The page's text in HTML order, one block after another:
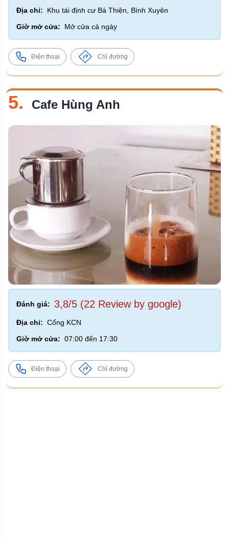
Địa chỉ:
Khu tái định cư Bá Thiện, Bình Xuyên
Giờ mở cửa:
Mở cửa cả ngày
Điện thoại Chỉ đường
5. Cafe Hùng Anh
Đánh giá: 3,8/5 (22 Review by google)
Địa chỉ: Cổng KCN
Giờ mở cửa: 07:00 đến 17:30
Điện thoại Chỉ đường